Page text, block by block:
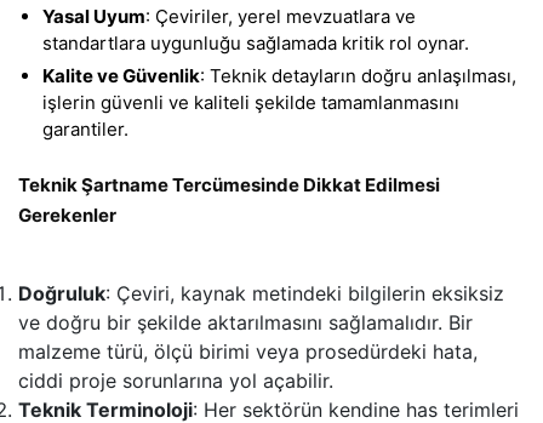
Yasal Uyum: Çeviriler, yerel mevzuatlara ve
standartlara uygunluğu sağlamada kritik rol oynar.
Kalite ve Güvenlik: Teknik detayların doğru anlaşılması,
işlerin güvenli ve kaliteli şekilde tamamlanmasını
garantiler.
Teknik Şartname Tercümesinde Dikkat Edilmesi
Gerekenler
Doğruluk: Çeviri, kaynak metindeki bilgilerin eksiksiz
ve doğru bir şekilde aktarılmasını sağlamalıdır. Bir
malzeme türü, ölçü birimi veya prosedürdeki hata,
ciddi proje sorunlarına yol açabilir.
Teknik Terminoloji: Her sektörün kendine has terimleri